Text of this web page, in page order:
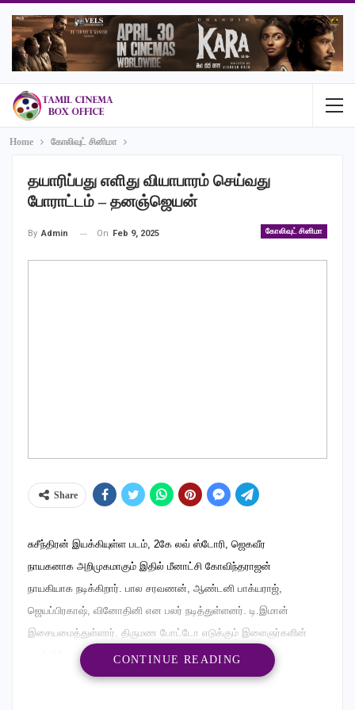
Home கோலிவுட் சினிமா
தயாரிப்பது எளிது வியாபாரம் செய்வது
போராட்டம் – தனஞ்ஜெயன்
கோலிவுட் சினிமா
By Admin On Feb 9, 2025
Share
சுசீந்திரன் இயக்கியுள்ள படம், 2கே லவ் ஸ்டோரி, ஜெகவீர
நாயகனாக அறிமுகமாகும் இதில் மீனாட்சி கோவிந்தராஜன்
நாயகியாக நடிக்கிறார். பால சரவணன், ஆண்டனி பாக்யராஜ்,
ஜெயப்பிரகாஷ், வினோதினி என பலர் நடித்துள்ளனர். டி.இமான்
இசையமைத்துள்ளார். திருமண போட்டோ எடுக்கும் இளைஞர்களின்
வாழ்வில் நடக்கும் சம்பவங்களை அடிப்படையாகக் கொண்டு
உருவாகியுள்ள படம் இது. சிட்டி லைட் பிக்சர்ஸ் தயாரித்துள்ள இந்தப்
CONTINUE READING